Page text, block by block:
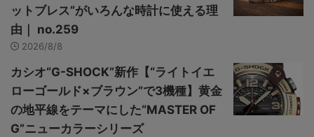
ットブレス”がいろんな時計に使える理
由｜ no.259
2026/8/8
カシオ“G-SHOCK”新作【“ライトイエ
ローゴールド×ブラウン”で3機種】黄金
の地平線をテーマにした“MASTER OF
G”ニューカラーシリーズ